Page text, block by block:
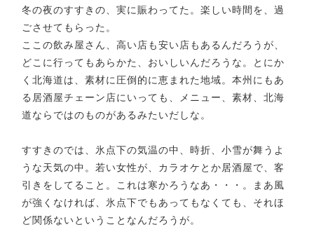
冬の夜のすすきの、実に賑わってた。楽しい時間を、過
ごさせてもらった。
ここの飲み屋さん、高い店も安い店もあるんだろうが、
どこに行ってもあらかた、おいしいんだろうな。とにか
く北海道は、素材に圧倒的に恵まれた地域。本州にもあ
る居酒屋チェーン店にいっても、メニュー、素材、北海
道ならではのものがあるみたいだしな。
すすきのでは、氷点下の気温の中、時折、小雪が舞うよ
うな天気の中。若い女性が、カラオケとか居酒屋で、客
引きをしてること。これは寒かろうなあ・・・。まあ風
が強くなければ、氷点下でもあってもなくても、それほ
ど関係ないということなんだろうが。